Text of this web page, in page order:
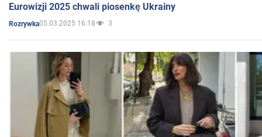
Eurowizji 2025 chwali piosenkę Ukrainy
Rozrywka05.03.2025 16:18 3